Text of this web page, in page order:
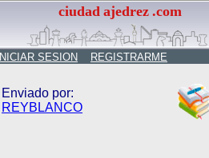
ciudad ajedrez .com
INICIAR SESION REGISTRARME
Enviado por:
REYBLANCO